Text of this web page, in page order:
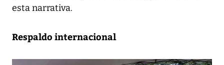
esta narrativa.
Respaldo internacional